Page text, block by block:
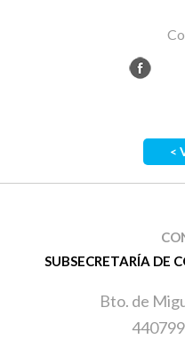
<
SUBSECRETARÍA DE
Bto. de